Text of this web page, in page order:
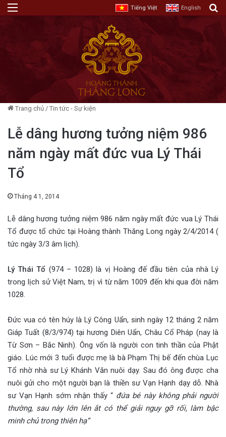
Tiếng Việt English
Trang chủ / Tin tức - Sự kiện
Lễ dâng hương tưởng niệm 986
năm ngày mất đức vua Lý Thái
Tổ
Tháng 4 1, 2014
Lễ dâng hương tưởng niệm 986 năm ngày mất đức vua Lý Thái
Tổ được tổ chức tại Hoàng thành Thăng Long ngày 2/4/2014 (
tức ngày 3/3 âm lịch).
Lý Thái Tổ (974 – 1028) là vị Hoàng đế đầu tiên của nhà Lý
trong lịch sử Việt Nam, trị vì từ năm 1009 đến khi qua đời năm
1028.
Đức vua có tên húy là Lý Công Uẩn, sinh ngày 12 tháng 2 năm
Giáp Tuất (8/3/974) tại hương Diên Uẩn, Châu Cổ Pháp (nay là
Từ Sơn – Bắc Ninh). Ông vốn là người con tinh thần của Phật
giáo. Lúc mới 3 tuổi được mẹ là bà Phạm Thị bế đến chùa Lục
Tổ nhờ nhà sư Lý Khánh Văn nuôi dạy. Sau đó ông được cha
nuôi gửi cho một người bạn là thiền sư Vạn Hạnh dạy dỗ. Nhà
sư Vạn Hạnh sớm nhận thấy “ đứa bé này không phải người
thường, sau này lớn lên ắt có thể giải nguy gỡ rối, làm bậc
minh chủ trong thiên hạ”